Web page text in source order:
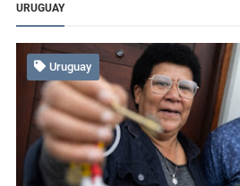
URUGUAY
Uruguay